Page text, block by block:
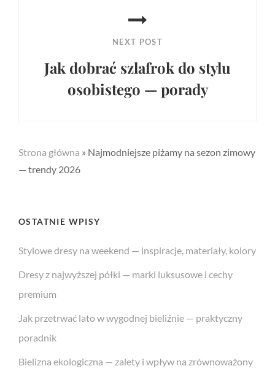
NEXT POST
Jak dobrać szlafrok do stylu
osobistego — porady
Strona główna » Najmodniejsze piżamy na sezon zimowy
— trendy 2026
OSTATNIE WPISY
Stylowe dresy na weekend — inspiracje, materiały, kolory
Dresy z najwyższej półki — marki luksusowe i cechy
premium
Jak przetrwać lato w wygodnej bieliźnie — praktyczny
poradnik
Bielizna ekologiczna — zalety i wpływ na zrównoważony